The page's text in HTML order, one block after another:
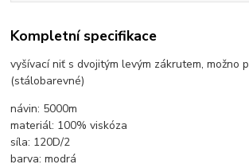
Kompletní specifikace
vyšívací niť s dvojitým levým zákrutem, možno
(stálobarevné)
návin: 5000m
materiál: 100% viskóza
síla: 120D/2
barva: modrá